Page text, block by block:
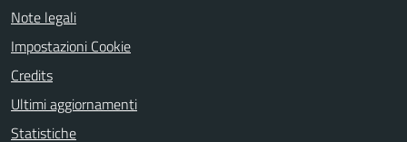
Note legali
Impostazioni Cookie
Credits
Ultimi aggiornamenti
Statistiche